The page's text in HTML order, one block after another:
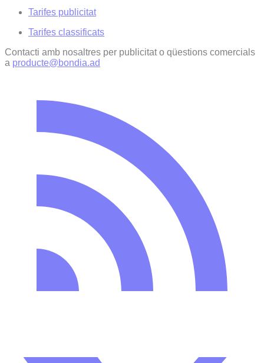
Tarifes publicitat
Tarifes classificats
Contacti amb nosaltres per publicitat o qüestions comercials
a producte@bondia.ad